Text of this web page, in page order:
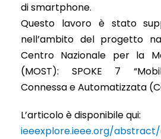
di smartphone.
Questo lavoro è stato
nell’ambito del progetto
Centro Nazionale per la
(MOST): SPOKE 7
Connessa e Automatizzata
L’articolo è disponibile qui:
ieeexplore.ieee.org/abstract/